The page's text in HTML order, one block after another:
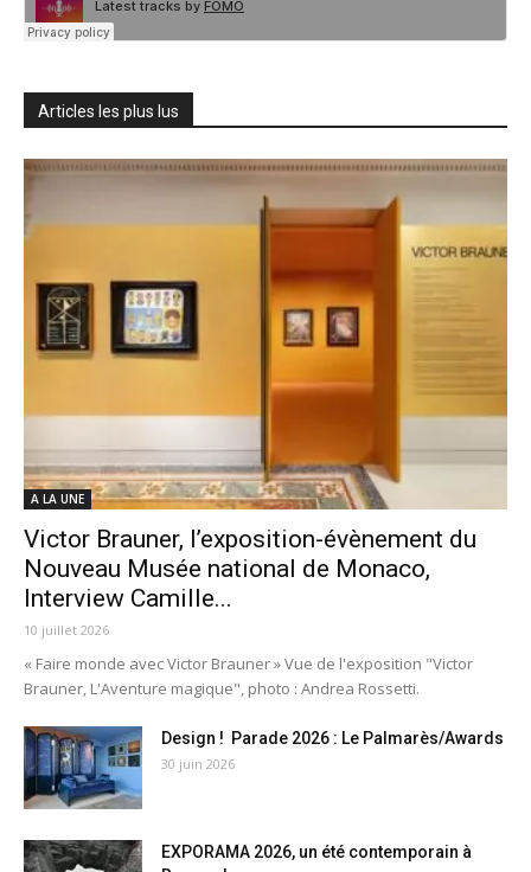
Articles les plus lus
A LA UNE
Victor Brauner, l’exposition-évènement du
Nouveau Musée national de Monaco,
Interview Camille...
10 juillet 2026
« Faire monde avec Victor Brauner » Vue de l'exposition "Victor
Brauner, L'Aventure magique", photo : Andrea Rossetti.
Design ! Parade 2026 : Le Palmarès/Awards
30 juin 2026
EXPORAMA 2026, un été contemporain à